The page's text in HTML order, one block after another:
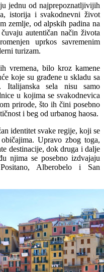
jednu od najprepoznatljivijih
istorija i svakodnevni život
zemlje, od alpskih padina na
autentičan način života
uprkos savremenim
turizam.
vremena, bilo kroz kamene
koje su građene u skladu sa
Italijanska sela nisu samo
u kojima se svakodnevica
prirode, što ih čini posebno
i beg od urbanog haosa.
identitet svake regije, koji se
Upravo zbog toga,
destinacije, dok druga i dalje
njima se posebno izdvajaju
Alberobelo i San